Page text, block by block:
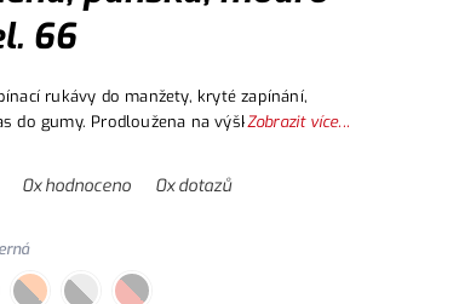
66
rukávy do manžety, kryté zapínání,
do gumy. Prodloužena na výšku 194 cm.
Zobrazit více...
0x hodnoceno 0x dotazů